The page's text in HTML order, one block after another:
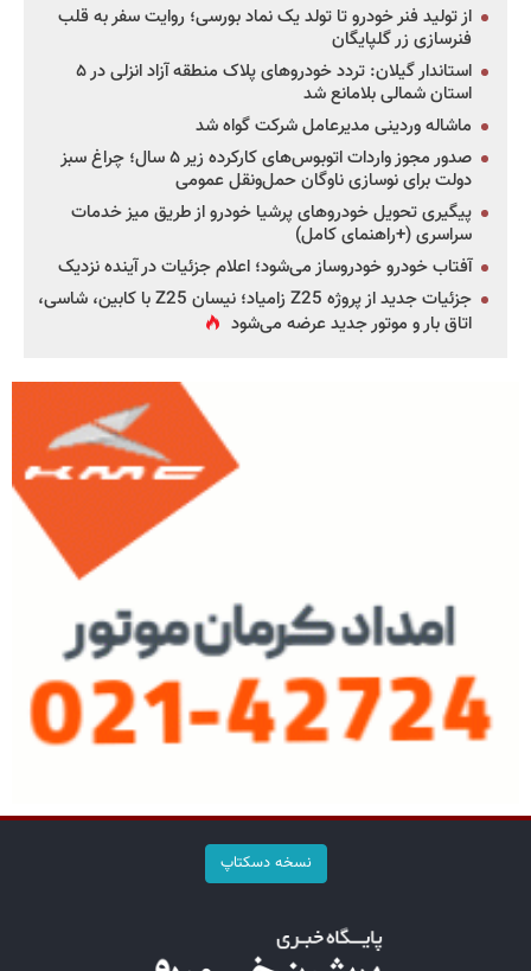
از تولید فنر خودرو تا تولد یک نماد بورسی؛ روایت سفر به قلب
فنرسازی زر گلپایگان
استاندار گیلان: تردد خودروهای پلاک منطقه آزاد انزلی در ۵
استان شمالی بلامانع شد
ماشاله وردینی مدیرعامل شرکت گواه شد
صدور مجوز واردات اتوبوس‌های کارکرده زیر ۵ سال؛ چراغ سبز
دولت برای نوسازی ناوگان حمل‌ونقل عمومی
پیگیری تحویل خودروهای پرشیا خودرو از طریق میز خدمات
سراسری (+راهنمای کامل)
آفتاب خودرو خودروساز می‌شود؛ اعلام جزئیات در آینده نزدیک
جزئیات جدید از پروژه Z25 زامیاد؛ نیسان Z25 با کابین، شاسی،
اتاق بار و موتور جدید عرضه می‌شود
نسخه دسکتاپ